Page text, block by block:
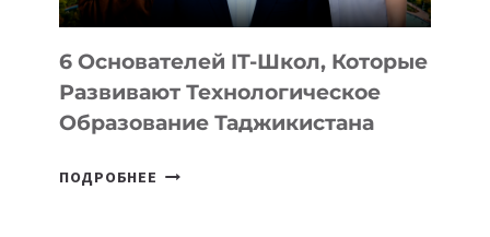
6 Основателей IT-Школ, Которые
Развивают Технологическое
Образование Таджикистана
ПОДРОБНЕЕ